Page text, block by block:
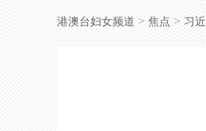
港澳台妇女频道>焦点>习